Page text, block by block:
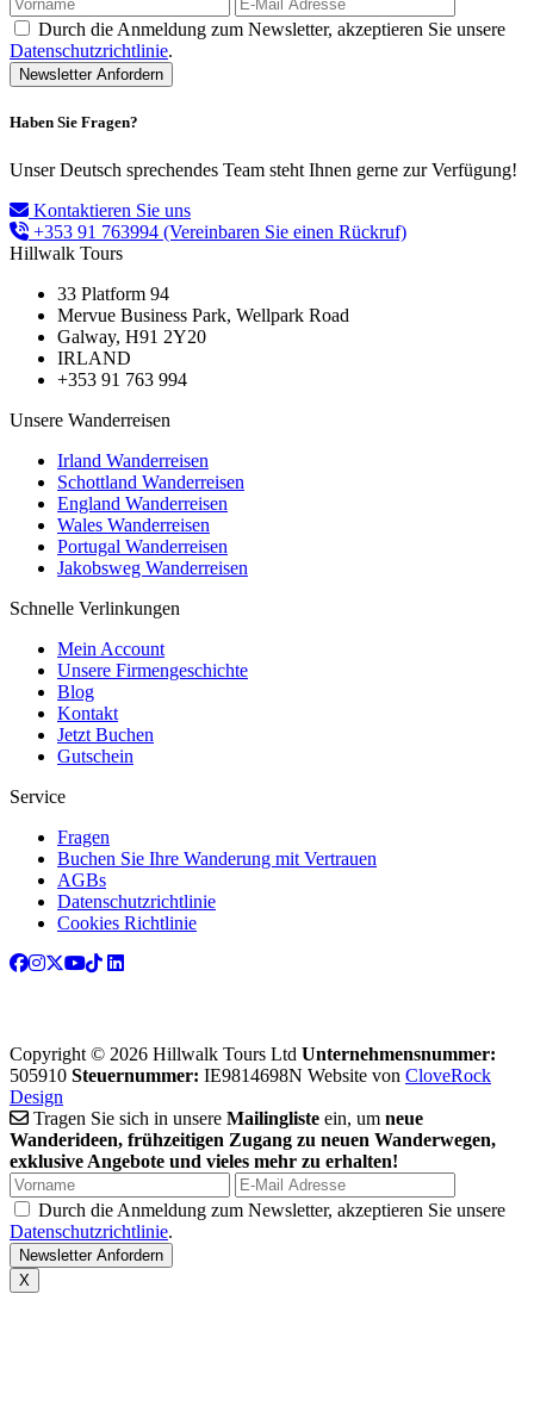
Durch die Anmeldung zum Newsletter, akzeptieren Sie unsere
Datenschutzrichtlinie.
Haben Sie Fragen?
Unser Deutsch sprechendes Team steht Ihnen gerne zur Verfügung!
Kontaktieren Sie uns
+353 91 763994 (Vereinbaren Sie einen Rückruf)
Hillwalk Tours
33 Platform 94
Mervue Business Park, Wellpark Road
Galway, H91 2Y20
IRLAND
+353 91 763 994
Unsere Wanderreisen
Irland Wanderreisen
Schottland Wanderreisen
England Wanderreisen
Wales Wanderreisen
Portugal Wanderreisen
Jakobsweg Wanderreisen
Schnelle Verlinkungen
Mein Account
Unsere Firmengeschichte
Blog
Kontakt
Jetzt Buchen
Gutschein
Service
Fragen
Buchen Sie Ihre Wanderung mit Vertrauen
AGBs
Datenschutzrichtlinie
Cookies Richtlinie
Copyright © 2026 Hillwalk Tours Ltd Unternehmensnummer:
505910 Steuernummer: IE9814698N Website von CloveRock
Design
Tragen Sie sich in unsere Mailingliste ein, um neue
Wanderideen, frühzeitigen Zugang zu neuen Wanderwegen,
exklusive Angebote und vieles mehr zu erhalten!
Durch die Anmeldung zum Newsletter, akzeptieren Sie unsere
Datenschutzrichtlinie.
X